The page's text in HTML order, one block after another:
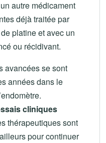
autre médicament
déjà traitée par
platine et avec un
ou récidivant.
avancées se sont
années dans le
cliniques
thérapeutiques sont
pour continuer